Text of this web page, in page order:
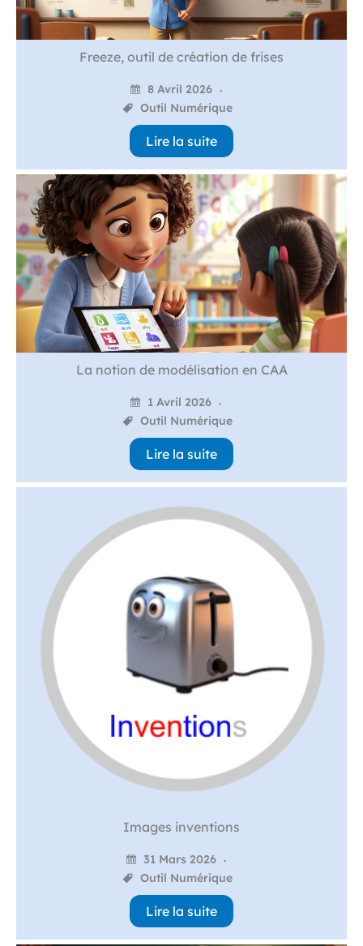
Freeze, outil de création de frises
8 Avril 2026
Outil Numérique
Lire la suite
La notion de modélisation en CAA
1 Avril 2026
Outil Numérique
Lire la suite
Images inventions
31 Mars 2026
Outil Numérique
Lire la suite